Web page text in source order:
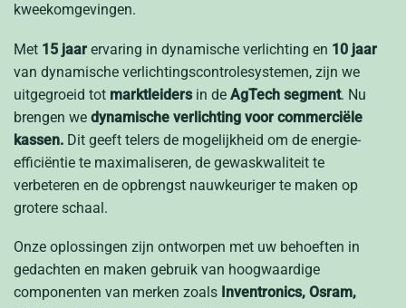
kweekomgevingen.
Met 15 jaar ervaring in dynamische verlichting en 10 jaar
van dynamische verlichtingscontrolesystemen, zijn we
uitgegroeid tot marktleidersin de AgTech segment. Nu
brengen we dynamische verlichting voor commerciële
kassen. Dit geeft telers de mogelijkheid om de energie-
efficiëntie te maximaliseren, de gewaskwaliteit te
verbeteren en de opbrengst nauwkeuriger te maken op
grotere schaal.
Onze oplossingen zijn ontworpen met uw behoeften in
gedachten en maken gebruik van hoogwaardige
componenten van merken zoals Inventronics, Osram,